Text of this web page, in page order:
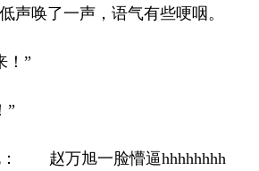
声唤了一声，语气有些哽咽。
！”
”
： 赵万旭一脸懵逼hhhhhhhh